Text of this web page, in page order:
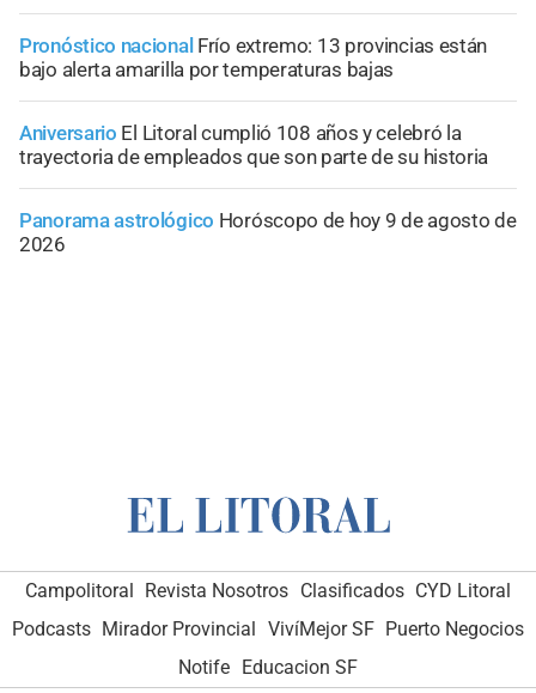
Pronóstico nacional Frío extremo: 13 provincias están
bajo alerta amarilla por temperaturas bajas
Aniversario El Litoral cumplió 108 años y celebró la
trayectoria de empleados que son parte de su historia
Panorama astrológico Horóscopo de hoy 9 de agosto de
2026
Campolitoral Revista Nosotros Clasificados CYD Litoral
Podcasts Mirador Provincial VivíMejor SF Puerto Negocios
Notife Educacion SF